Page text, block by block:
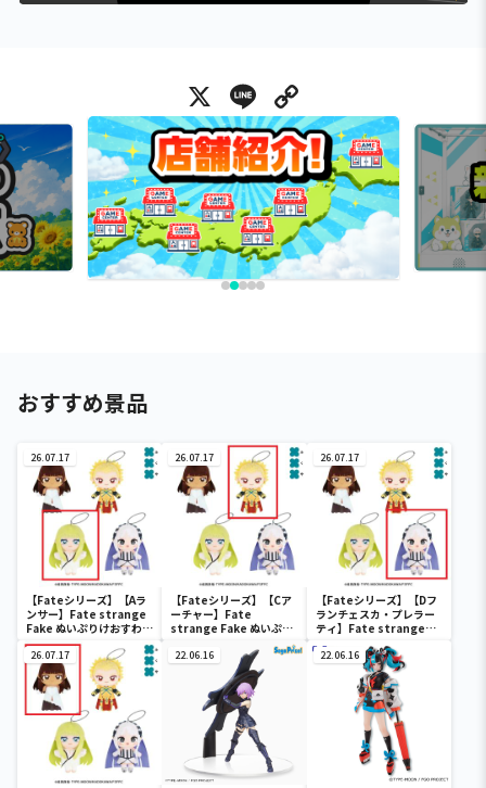
X Line
おすすめ景品
26.07.17
【Fateシリーズ】【Aラ
ンサー】Fate strange
Fake ぬいぷりけおすわり
2
26.07.17
【Fateシリーズ】【Cア
ーチャー】Fate
strange Fake ぬいぷり
26.07.17
【Fateシリーズ】【Dフ
ランチェスカ・プレラー
ティ】Fate strange
Fake ぬいぷりけおすわり
2
26.07.17 22.06.16 22.06.16